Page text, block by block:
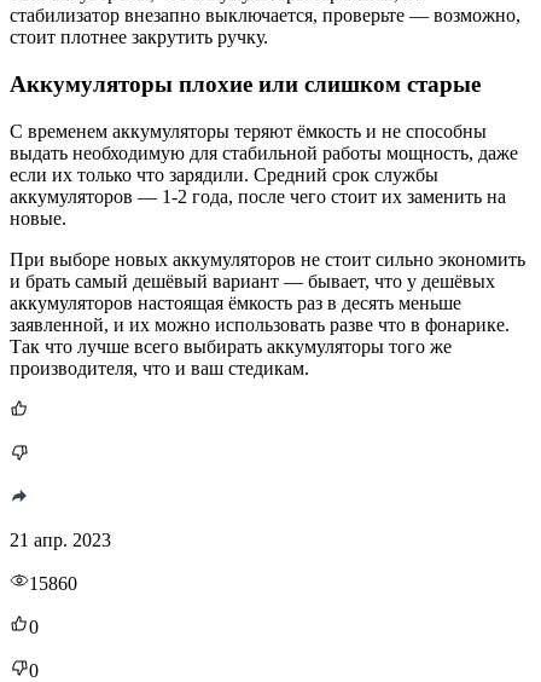
стабилизатор внезапно выключается, проверьте — возможно,
стоит плотнее закрутить ручку.
Аккумуляторы плохие или слишком старые
С временем аккумуляторы теряют ёмкость и не способны
выдать необходимую для стабильной работы мощность, даже
если их только что зарядили. Средний срок службы
аккумуляторов — 1-2 года, после чего стоит их заменить на
новые.
При выборе новых аккумуляторов не стоит сильно экономить
и брать самый дешёвый вариант — бывает, что у дешёвых
аккумуляторов настоящая ёмкость раз в десять меньше
заявленной, и их можно использовать разве что в фонарике.
Так что лучше всего выбирать аккумуляторы того же
производителя, что и ваш стедикам.
21 апр. 2023
15860
0
0